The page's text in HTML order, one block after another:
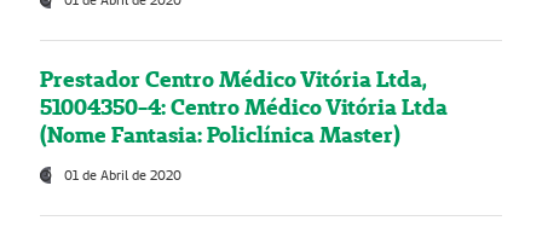
Prestador Centro Médico Vitória Ltda,
51004350-4: Centro Médico Vitória Ltda
(Nome Fantasia: Policlínica Master)
01 de Abril de 2020